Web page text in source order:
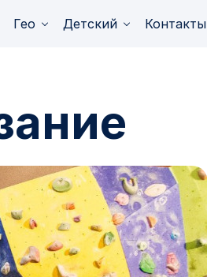
Гео Детский Контакты